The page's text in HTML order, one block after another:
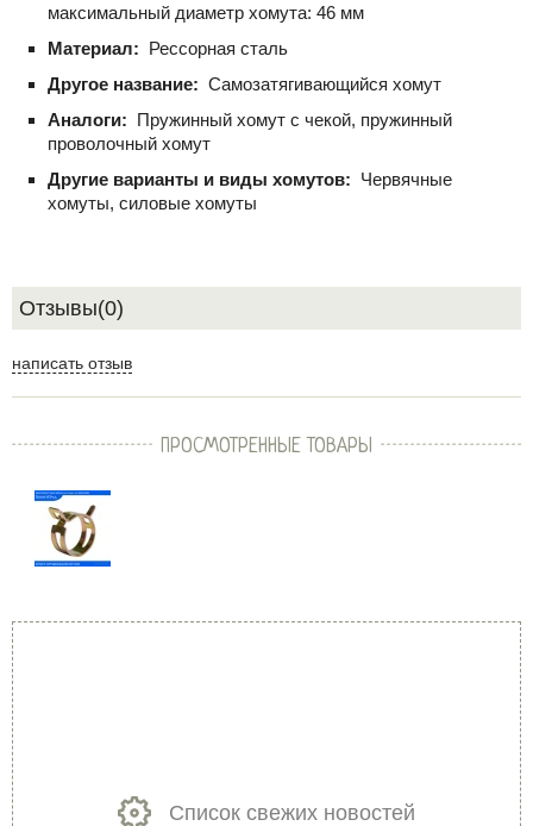
максимальный диаметр хомута: 46 мм
Материал: Рессорная сталь
Другое название: Самозатягивающийся хомут
Аналоги: Пружинный хомут с чекой, пружинный
проволочный хомут
Другие варианты и виды хомутов: Червячные
хомуты, силовые хомуты
Отзывы(0)
написать отзыв
ПРОСМОТРЕННЫЕ ТОВАРЫ
Список свежих новостей